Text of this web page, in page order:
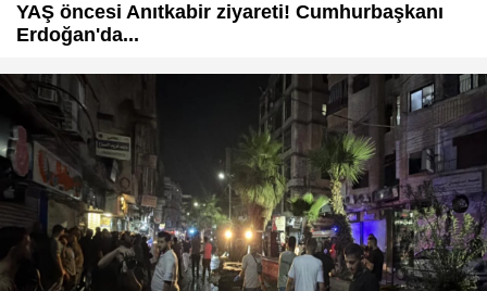
YAŞ öncesi Anıtkabir ziyareti! Cumhurbaşkanı
Erdoğan'da...